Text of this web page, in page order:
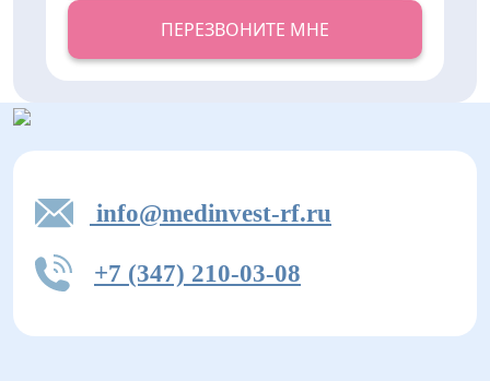
ПЕРЕЗВОНИТЕ МНЕ
info@medinvest-rf.ru
+7 (347) 210-03-08